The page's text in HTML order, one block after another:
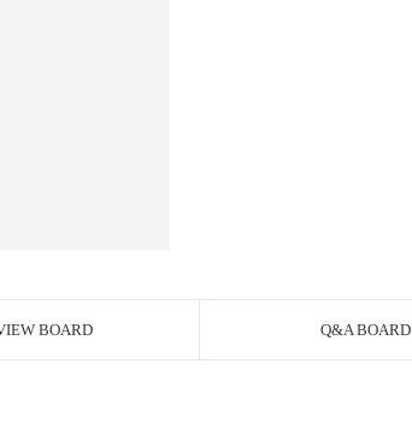
BOARD Q&A BOARD